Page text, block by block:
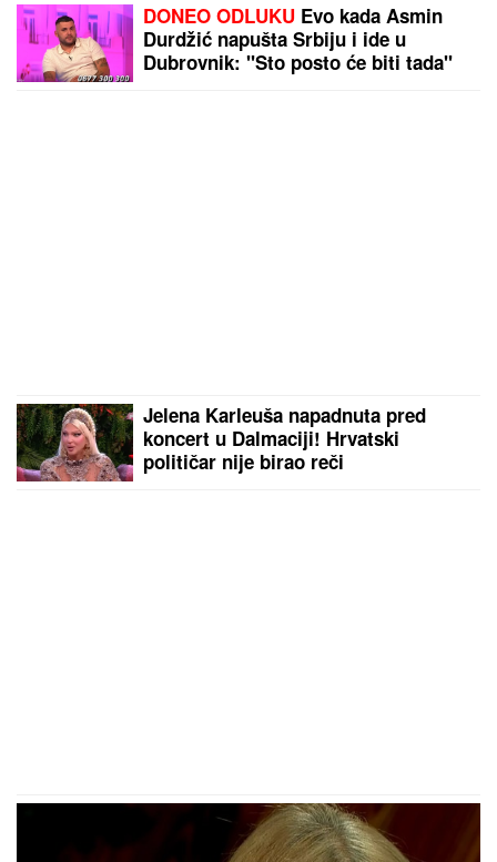
DONEO ODLUKU Evo kada Asmin
Durdžić napušta Srbiju i ide u
Dubrovnik: "Sto posto će biti tada"
Jelena Karleuša napadnuta pred
koncert u Dalmaciji! Hrvatski
političar nije birao reči